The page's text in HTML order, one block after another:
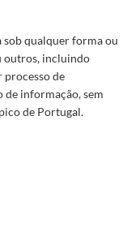
sob qualquer forma ou
outros, incluindo
processo de
de informação, sem
de Portugal.